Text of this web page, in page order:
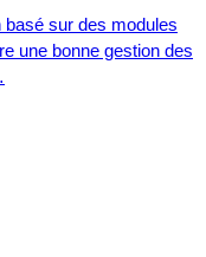
basé sur des modules
une bonne gestion des